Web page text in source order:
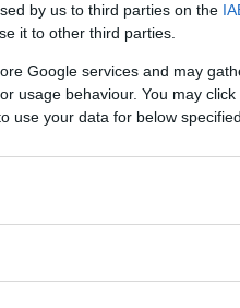
by us to third parties on the
it to other third parties.
Google services and may
usage behaviour. You may
use your data for below
är inte
NCAP:s krocktest, men
vara marginellt.
priset och